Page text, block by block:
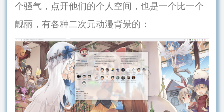
个骚气，点开他们的个人空间，也是一个比一个
靓丽，有各种二次元动漫背景的：